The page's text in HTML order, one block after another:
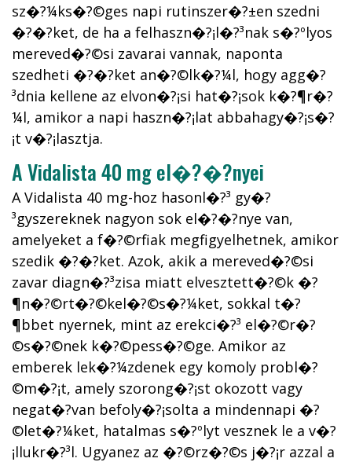
sz�?¼ks�?©ges napi rutinszer�?±en szedni
�?�?ket, de ha a felhaszn�?¡l�?³nak s�?ºlyos
mereved�?©si zavarai vannak, naponta
szedheti �?�?ket an�?©lk�?¼l, hogy agg�?
³dnia kellene az elvon�?¡si hat�?¡sok k�?¶r�?
¼l, amikor a napi haszn�?¡lat abbahagy�?¡s�?
¡t v�?¡lasztja.
A Vidalista 40 mg el�?�?nyei
A Vidalista 40 mg-hoz hasonl�?³ gy�?
³gyszereknek nagyon sok el�?�?nye van,
amelyeket a f�?©rfiak megfigyelhetnek, amikor
szedik �?�?ket. Azok, akik a mereved�?©si
zavar diagn�?³zisa miatt elvesztett�?©k �?
¶n�?©rt�?©kel�?©s�?¼ket, sokkal t�?
¶bbet nyernek, mint az erekci�?³ el�?©r�?
©s�?©nek k�?©pess�?©ge. Amikor az
emberek lek�?¼zdenek egy komoly probl�?
©m�?¡t, amely szorong�?¡st okozott vagy
negat�?­van befoly�?¡solta a mindennapi �?
©let�?¼ket, hatalmas s�?ºlyt vesznek le a v�?
¡llukr�?³l. Ugyanez az �?©rz�?©s j�?¡r azzal a